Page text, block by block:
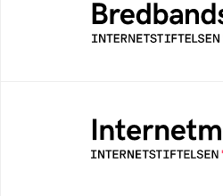
Bredbandskollen är
konsumentverktyg
Ett digitalt museum som
av